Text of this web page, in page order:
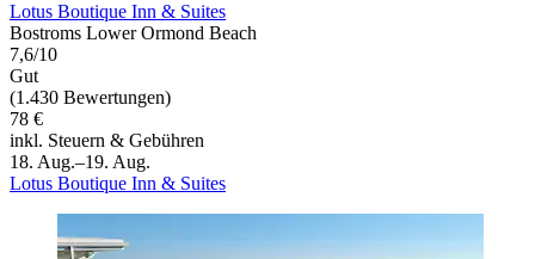
Lotus Boutique Inn & Suites
Bostroms Lower Ormond Beach
7,6/10
Gut
(1.430 Bewertungen)
78 €
inkl. Steuern & Gebühren
18. Aug.–19. Aug.
Lotus Boutique Inn & Suites